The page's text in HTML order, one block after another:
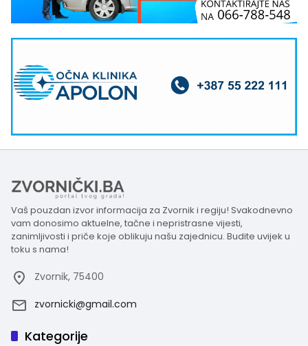
Vaš pouzdan izvor informacija za Zvornik i regiju! Svakodnevno
vam donosimo aktuelne, tačne i nepristrasne vijesti,
zanimljivosti i priče koje oblikuju našu zajednicu. Budite uvijek u
toku s nama!
Zvornik, 75400
zvornicki@gmail.com
Kategorije